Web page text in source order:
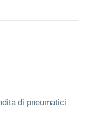
di pneumatici